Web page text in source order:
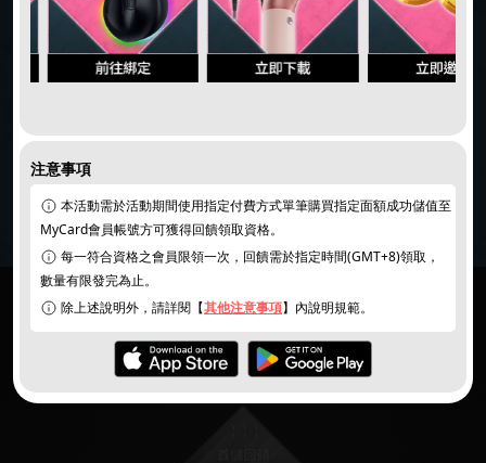
注意事項
本活動需於活動期間使用指定付費方式單筆購買指定面額成功儲值至
MyCard會員帳號方可獲得回饋領取資格。
每一符合資格之會員限領一次，回饋需於指定時間(GMT+8)領取，
數量有限發完為止。
除上述說明外，請詳閱【其他注意事項】內說明規範。